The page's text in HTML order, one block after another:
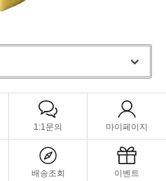
1:1문의 마이페이지
배송조회 이벤트